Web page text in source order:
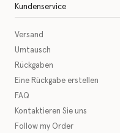
Kundenservice
Versand
Umtausch
Rückgaben
Eine Rückgabe erstellen
FAQ
Kontaktieren Sie uns
Follow my Order